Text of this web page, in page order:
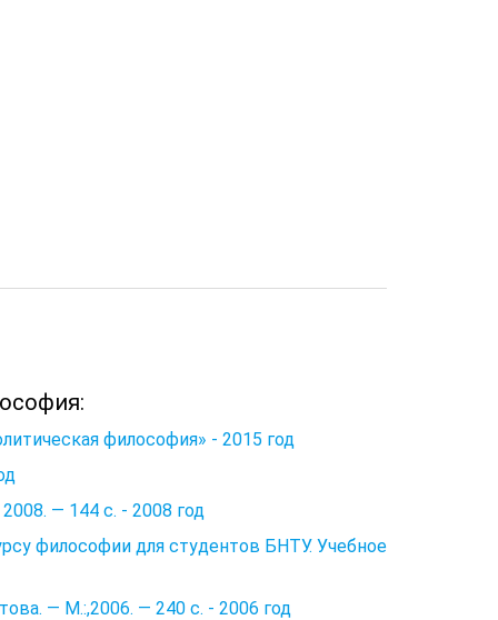
философия» - 2015 год
— 144 с. - 2008 год
философии для студентов БНТУ. Учебное
— М.:,2006. — 240 с. - 2006 год